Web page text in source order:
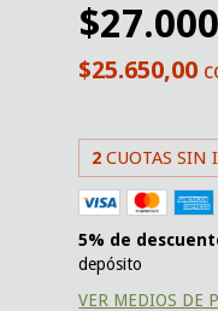
$25.650,00
2 CUOTAS SIN
5% de
depósito
VER MEDIOS DE